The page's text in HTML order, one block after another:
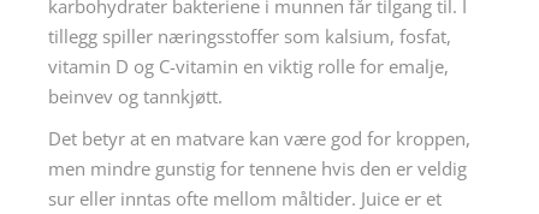
karbohydrater bakteriene i munnen får tilgang til. I
tillegg spiller næringsstoffer som kalsium, fosfat,
vitamin D og C-vitamin en viktig rolle for emalje,
beinvev og tannkjøtt.
Det betyr at en matvare kan være god for kroppen,
men mindre gunstig for tennene hvis den er veldig
sur eller inntas ofte mellom måltider. Juice er et